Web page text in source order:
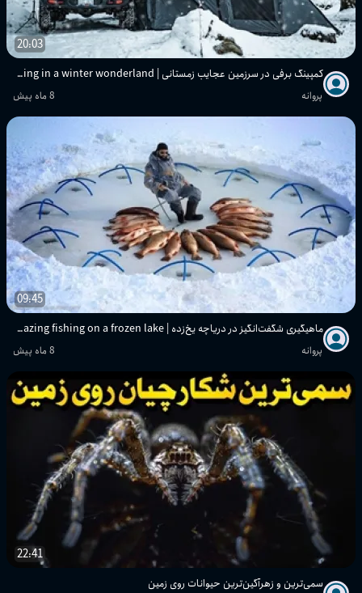
20:03
کمپینگ برفی در سرزمین عجایب زمستانی | Snow camping in a winter wonderland
پروانه 8 ماه پیش
09:45
ماهیگیری شگفت‌انگیز در دریاچه یخ‌زده | Amazing fishing on a frozen lake
پروانه 8 ماه پیش
22:41
سمی‌ترین و زهرآگین‌ترین حیوانات روی زمین